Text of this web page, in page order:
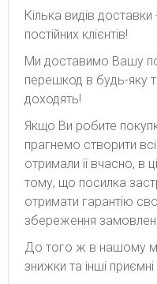
Кілька видів
постійних клієнтів!
Ми доставимо Вашу
перешкод в будь-яку
доходять!
Якщо Ви робите
прагнемо створити
отримали її вчасно, в
тому, що посилка
отримати гарантію
збереження
До того ж в нашому
знижки та інші